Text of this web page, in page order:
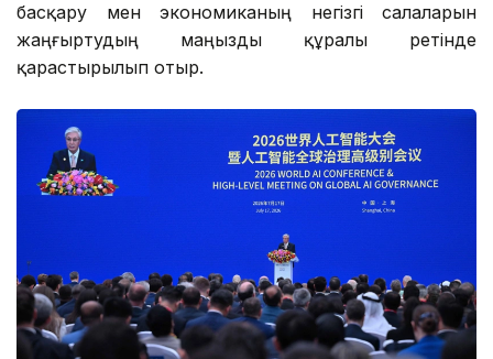
басқару мен экономиканың негізгі салаларын
жаңғыртудың маңызды құралы ретінде
қарастырылып отыр.